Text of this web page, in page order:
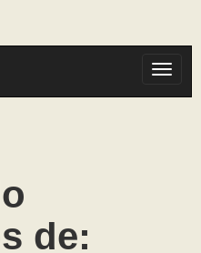
de: